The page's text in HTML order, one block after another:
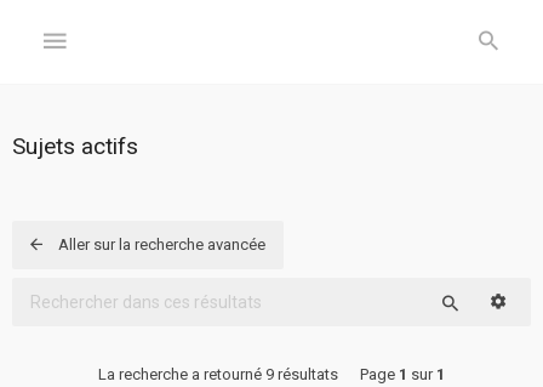
Inscription
Connexion
Sujets actifs
Aller sur la recherche avancée
La recherche a retourné 9 résultats Page 1 sur 1